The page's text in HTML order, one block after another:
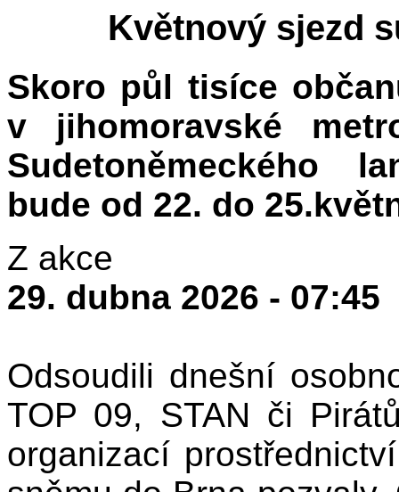
Květnový sjezd
Skoro půl tisíce
v jihomoravské
Sudetoněmeckého
bude od 22. do
Z akce
29. dubna 2026 - 07:45
Odsoudili dnešní
TOP 09, STAN či
organizací